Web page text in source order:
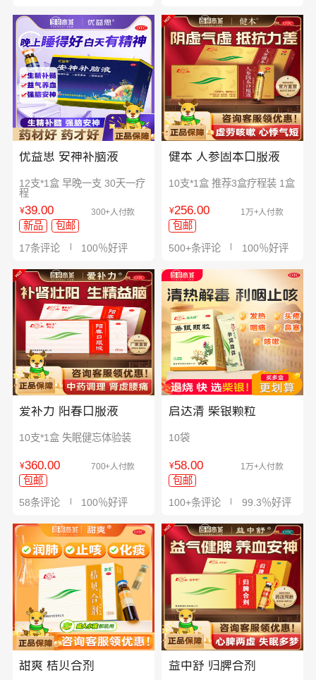
优益思 安神补脑液
12支*1盒 早晚一支 30天一疗
程
¥39.00 300+人付款
新品
包邮
17条评论
100％好评
健本 人参固本口服液
10支*1盒 推荐3盒疗程装 1盒
¥256.00 1万+人付款
包邮
500+条评论
100％好评
爱补力 阳春口服液
10支*1盒 失眠健忘体验装
¥360.00 700+人付款
包邮
58条评论
100％好评
启达清 柴银颗粒
10袋
¥58.00 1万+人付款
包邮
100+条评论
99.3％好评
甜爽 桔贝合剂 益中舒 归脾合剂